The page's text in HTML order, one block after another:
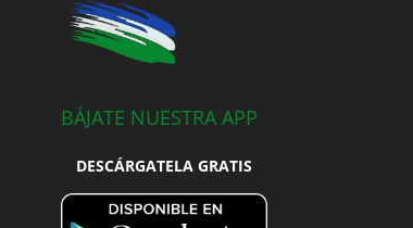
BÁJATE NUESTRA APP
DESCÁRGATELA GRATIS